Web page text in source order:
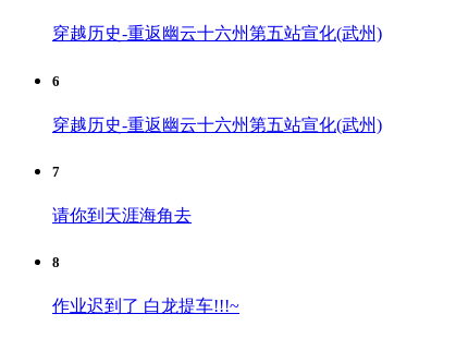
穿越历史-重返幽云十六州第五站宣化(武州)
6
穿越历史-重返幽云十六州第五站宣化(武州)
7
请你到天涯海角去
8
作业迟到了 白龙提车!!!~